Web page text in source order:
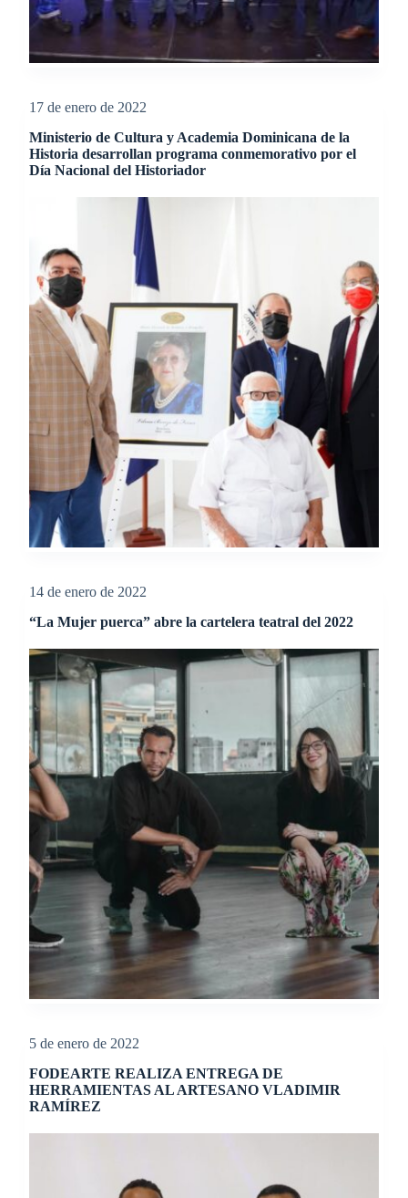
17 de enero de 2022
Ministerio de Cultura y Academia Dominicana de la
Historia desarrollan programa conmemorativo por el
Día Nacional del Historiador
14 de enero de 2022
“La Mujer puerca” abre la cartelera teatral del 2022
5 de enero de 2022
FODEARTE REALIZA ENTREGA DE
HERRAMIENTAS AL ARTESANO VLADIMIR
RAMÍREZ